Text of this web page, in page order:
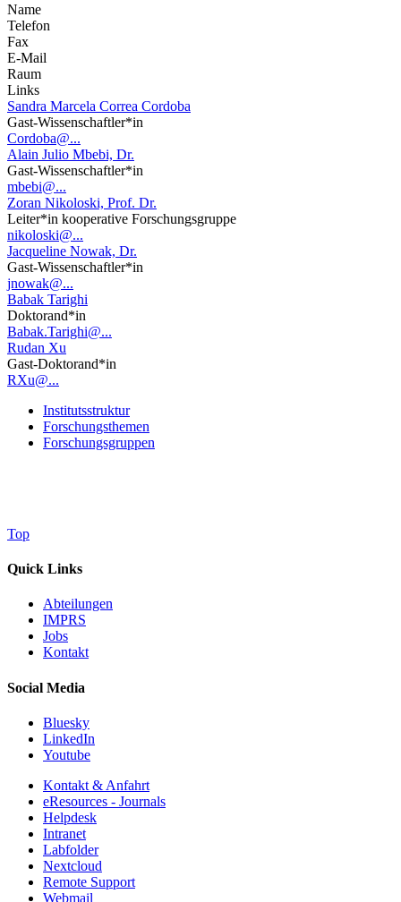
Name
Telefon
Fax
E-Mail
Raum
Links
Sandra Marcela Correa Cordoba
Gast-Wissenschaftler*in
Cordoba@...
Alain Julio Mbebi, Dr.
Gast-Wissenschaftler*in
mbebi@...
Zoran Nikoloski, Prof. Dr.
Leiter*in kooperative Forschungsgruppe
nikoloski@...
Jacqueline Nowak, Dr.
Gast-Wissenschaftler*in
jnowak@...
Babak Tarighi
Doktorand*in
Babak.Tarighi@...
Rudan Xu
Gast-Doktorand*in
RXu@...
Institutsstruktur
Forschungsthemen
Forschungsgruppen
Top
Quick Links
Abteilungen
IMPRS
Jobs
Kontakt
Social Media
Bluesky
LinkedIn
Youtube
Kontakt & Anfahrt
eResources - Journals
Helpdesk
Intranet
Labfolder
Nextcloud
Remote Support
Webmail